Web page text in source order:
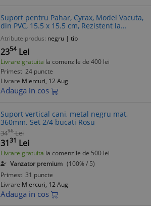
Suport pentru Pahar, Cyrax, Model Vacuta,
din PVC, 15.5 x 15.5 cm, Rezistent la
Caldura, Alb/Roz
Atribute produs: negru | tip
2354 Lei
Livrare gratuita la comenzile de 400 lei
Primesti 24 puncte
Livrare Miercuri, 12 Aug
Adauga in cos
Suport vertical cani, metal negru mat,
360mm. Set 2/4 bucati Rosu
3496 Lei
3131 Lei
Livrare gratuita la comenzile de 500 lei
Vanzator premium (100% / 5)
Primesti 31 puncte
Livrare Miercuri, 12 Aug
Adauga in cos